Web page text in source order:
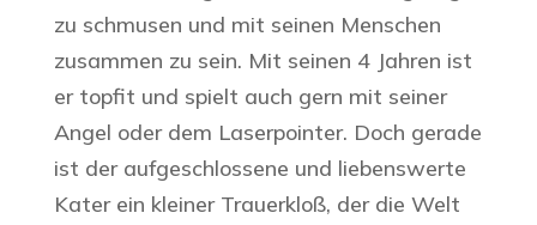
zu schmusen und mit seinen Menschen
zusammen zu sein. Mit seinen 4 Jahren ist
er topfit und spielt auch gern mit seiner
Angel oder dem Laserpointer. Doch gerade
ist der aufgeschlossene und liebenswerte
Kater ein kleiner Trauerkloß, der die Welt